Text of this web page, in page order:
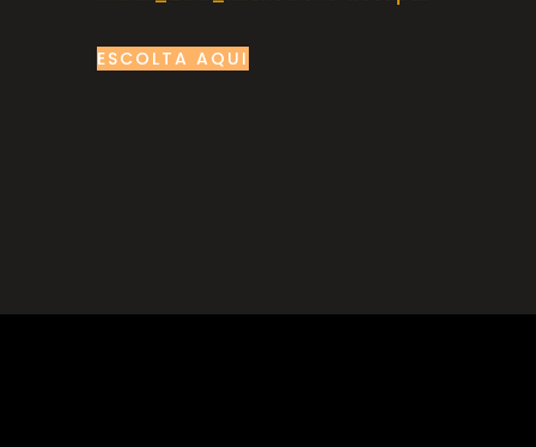
ESCOLTA AQUI